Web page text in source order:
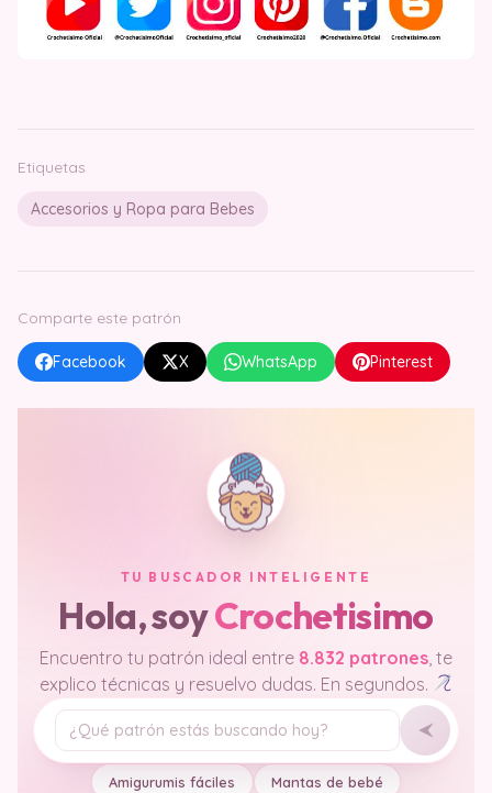
Etiquetas
Accesorios y Ropa para Bebes
Comparte este patrón
Facebook X WhatsApp Pinterest
TU BUSCADOR INTELIGENTE
Hola, soyCrochetisimo
Encuentro tu patrón ideal entre 8.832 patrones , te
explico técnicas y resuelvo dudas. En segundos.
Tu pregunta
Amigurumis fáciles Mantas de bebé